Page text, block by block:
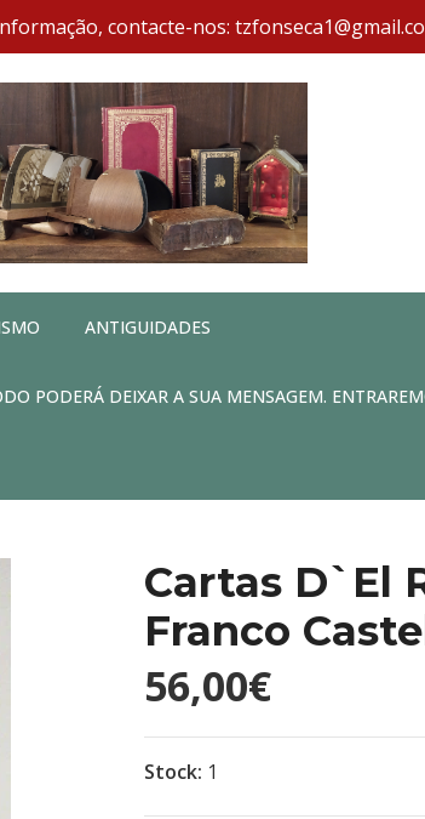
contacte-nos:
ANTIGUIDADES
PODERÁ DEIXAR A SUA MENSAGEM.
Cartas D`El
Franco
56,00€
Stock: 1